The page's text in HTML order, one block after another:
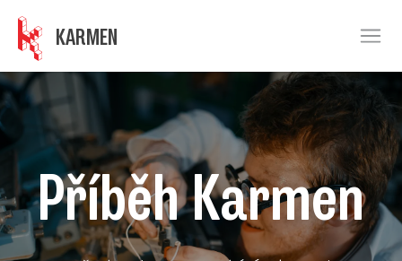
KARMEN
Příběh Karmen